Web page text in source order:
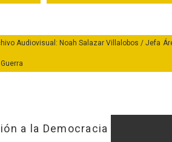
Audiovisual: Noah Salazar Villalobos / Jefa
a la Democracia